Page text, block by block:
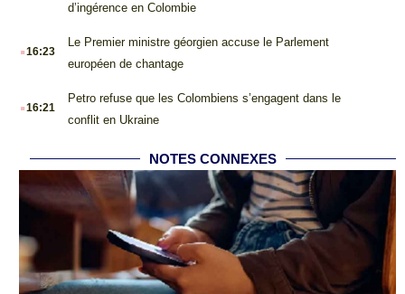
d’ingérence en Colombie
.16:23
Le Premier ministre géorgien accuse le Parlement
européen de chantage
.16:21
Petro refuse que les Colombiens s’engagent dans le
conflit en Ukraine
NOTES CONNEXES